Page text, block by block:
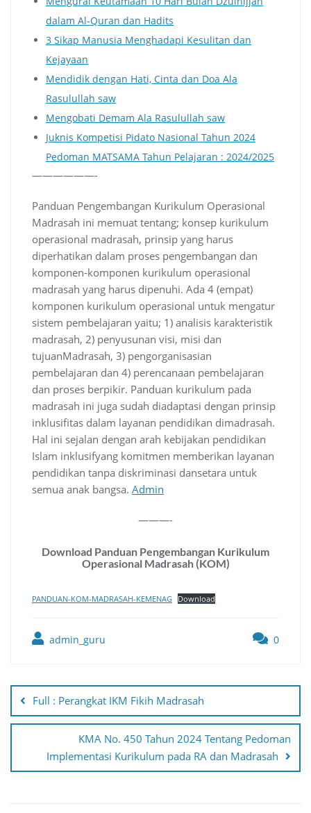
dalam Al-Quran dan Hadits
3 Sikap Manusia Menghadapi Kesulitan dan
Kejayaan
Mendidik dengan Hati, Cinta dan Doa Ala
Rasulullah saw
Mengobati Demam Ala Rasulullah saw
Juknis Kompetisi Pidato Nasional Tahun 2024
Pedoman MATSAMA Tahun Pelajaran : 2024/2025
——————-
Panduan Pengembangan Kurikulum Operasional
Madrasah ini memuat tentang; konsep kurikulum
operasional madrasah, prinsip yang harus
diperhatikan dalam proses pengembangan dan
komponen-komponen kurikulum operasional
madrasah yang harus dipenuhi. Ada 4 (empat)
komponen kurikulum operasional untuk mengatur
sistem pembelajaran yaitu; 1) analisis karakteristik
madrasah, 2) penyusunan visi, misi dan
tujuanMadrasah, 3) pengorganisasian
pembelajaran dan 4) perencanaan pembelajaran
dan proses berpikir. Panduan kurikulum pada
madrasah ini juga sudah diadaptasi dengan prinsip
inklusifitas dalam layanan pendidikan dimadrasah.
Hal ini sejalan dengan arah kebijakan pendidikan
Islam inklusifyang komitmen memberikan layanan
pendidikan tanpa diskriminasi dansetara untuk
semua anak bangsa. Admin
———-
Download Panduan Pengembangan Kurikulum
Operasional Madrasah (KOM)
PANDUAN-KOM-MADRASAH-KEMENAG Download
admin_guru 0
navigation
Full : Perangkat IKM Fikih Madrasah
KMA No. 450 Tahun 2024 Tentang Pedoman
Implementasi Kurikulum pada RA dan Madrasah